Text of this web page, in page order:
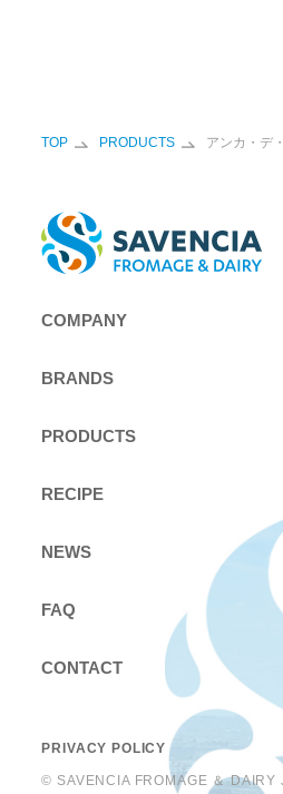
TOP PRODUCTS アンカ・デ
COMPANY
BRANDS
PRODUCTS
RECIPE
NEWS
FAQ
CONTACT
PRIVACY POLICY
© SAVENCIA FROMAGE ＆ DAIRY